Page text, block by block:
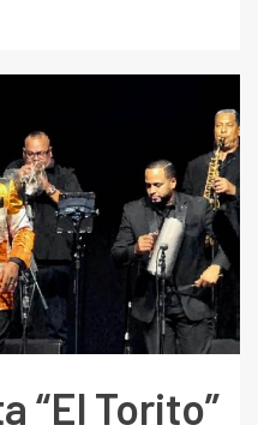
“El Torito”